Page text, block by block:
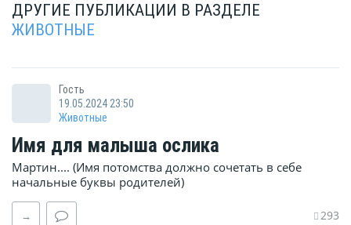
ДРУГИЕ ПУБЛИКАЦИИ В РАЗДЕЛЕ
ЖИВОТНЫЕ
Гость
19.05.2024 23:50
Животные
Имя для малыша ослика
Мартин.... (Имя потомства должно сочетать в себе
начальные буквы родителей)
→ 293